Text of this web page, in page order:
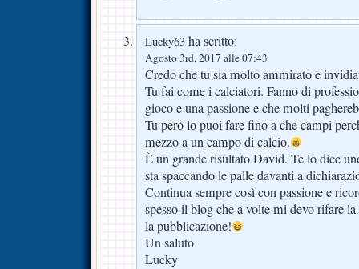
Lucky63 ha scritto:
Agosto 3rd, 2017 alle 07:43
Credo che tu sia molto ammirato e
Tu fai come i calciatori. Fanno di
gioco e una passione e che molti
Tu però lo puoi fare fino a che campi
mezzo a un campo di calcio.
È un grande risultato David. Te lo dice
sta spaccando le palle davanti a
Continua sempre così con passione e
spesso il blog che a volte mi devo rifare
la pubblicazione!
Un saluto
Lucky